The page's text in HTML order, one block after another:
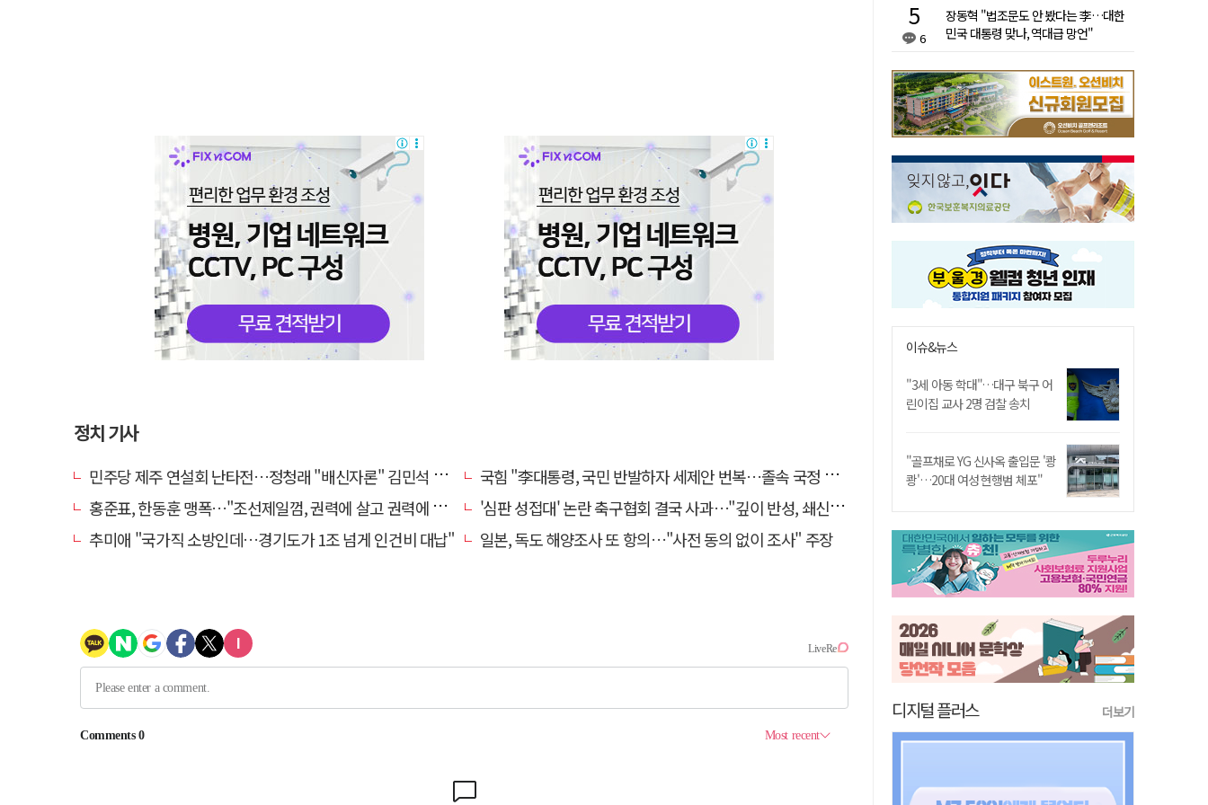
정치 기사
민주당 제주 연설회 난타전…정청래 "배신자론" 김민석 "관리 무능"
국힘 "李대통령, 국민 반발하자 세제안 번복…졸속 국정 즉각 중단"
홍준표, 한동훈 맹폭…"조선제일껌, 권력에 살고 권력에 죽었다"
'심판 성접대' 논란 축구협회 결국 사과…"깊이 반성, 쇄신하겠다"
추미애 "국가직 소방인데…경기도가 1조 넘게 인건비 대납"
일본, 독도 해양조사 또 항의…"사전 동의 없이 조사" 주장
6
장동혁 "법조문도 안 봤다는 李…대한
민국 대통령 맞나, 역대급 망언"
이슈&뉴스
"3세 아동 학대"…대구 북구 어
린이집 교사 2명 검찰 송치
"골프채로 YG 신사옥 출입문 '쾅
쾅'…20대 여성 현행범 체포"
디지털 플러스 더보기